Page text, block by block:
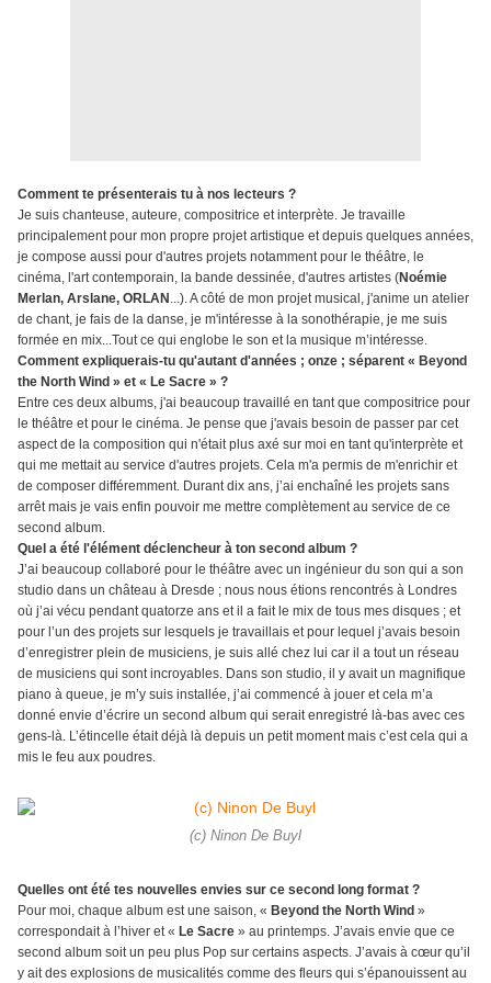
Comment te présenterais tu à nos lecteurs ?
Je suis chanteuse, auteure, compositrice et interprète. Je travaille
principalement pour mon propre projet artistique et depuis quelques années,
je compose aussi pour d'autres projets notamment pour le théâtre, le
cinéma, l'art contemporain, la bande dessinée, d'autres artistes (Noémie
Merlan, Arslane, ORLAN ...). A côté de mon projet musical, j'anime un atelier
de chant, je fais de la danse, je m'intéresse à la sonothérapie, je me suis
formée en mix...Tout ce qui englobe le son et la musique m’intéresse.
Comment expliquerais-tu qu'autant d'années ; onze ; séparent « Beyond
the North Wind » et « Le Sacre » ?
Entre ces deux albums, j'ai beaucoup travaillé en tant que compositrice pour
le théâtre et pour le cinéma. Je pense que j'avais besoin de passer par cet
aspect de la composition qui n'était plus axé sur moi en tant qu'interprète et
qui me mettait au service d'autres projets. Cela m'a permis de m'enrichir et
de composer différemment. Durant dix ans, j’ai enchaîné les projets sans
arrêt mais je vais enfin pouvoir me mettre complètement au service de ce
second album.
Quel a été l'élément déclencheur à ton second album ?
J’ai beaucoup collaboré pour le théâtre avec un ingénieur du son qui a son
studio dans un château à Dresde ; nous nous étions rencontrés à Londres
où j’ai vécu pendant quatorze ans et il a fait le mix de tous mes disques ; et
pour l’un des projets sur lesquels je travaillais et pour lequel j’avais besoin
d’enregistrer plein de musiciens, je suis allé chez lui car il a tout un réseau
de musiciens qui sont incroyables. Dans son studio, il y avait un magnifique
piano à queue, je m’y suis installée, j’ai commencé à jouer et cela m’a
donné envie d’écrire un second album qui serait enregistré là-bas avec ces
gens-là. L’étincelle était déjà là depuis un petit moment mais c’est cela qui a
mis le feu aux poudres.
(c) Ninon De Buyl
Quelles ont été tes nouvelles envies sur ce second long format ?
Pour moi, chaque album est une saison, « Beyond the North Wind »
correspondait à l’hiver et « Le Sacre » au printemps. J’avais envie que ce
second album soit un peu plus Pop sur certains aspects. J’avais à cœur qu’il
y ait des explosions de musicalités comme des fleurs qui s’épanouissent au